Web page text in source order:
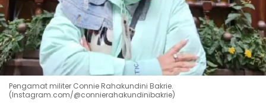
Pengamat militer Connie Rahakundini Bakrie.
(Instagram.com/@connierahakundinibakrie)